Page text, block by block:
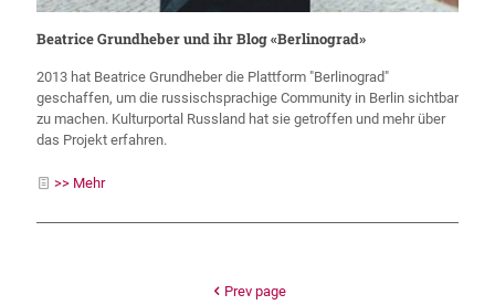
Beatrice Grundheber und ihr Blog «Berlinograd»
2013 hat Beatrice Grundheber die Plattform "Berlinograd"
geschaffen, um die russischsprachige Community in Berlin sichtbar
zu machen. Kulturportal Russland hat sie getroffen und mehr über
das Projekt erfahren.
>> Mehr
Prev page